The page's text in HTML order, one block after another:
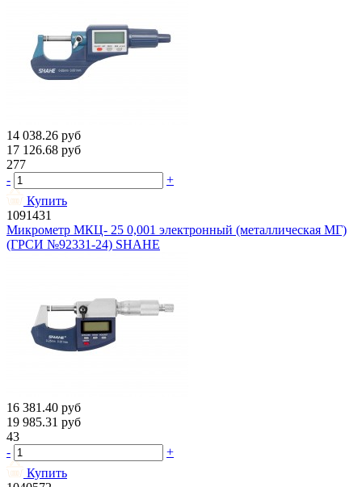
14 038.26 руб
17 126.68 руб
277
-
+
Купить
1091431
Микрометр МКЦ- 25 0,001 электронный (металлическая МГ)
(ГРСИ №92331-24) SHAHE
16 381.40 руб
19 985.31 руб
43
-
+
Купить